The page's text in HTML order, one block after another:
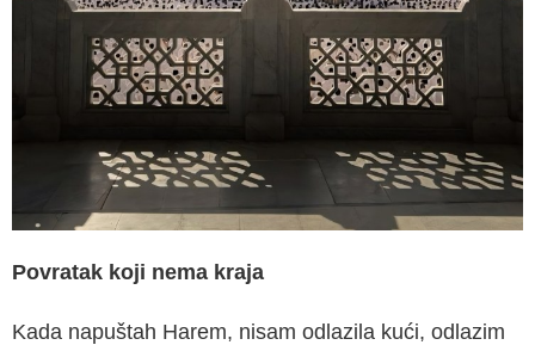
Povratak koji nema kraja
Kada napuštah Harem, nisam odlazila kući, odlazim